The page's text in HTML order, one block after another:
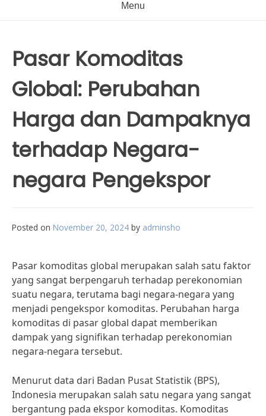
Menu
Pasar Komoditas
Global: Perubahan
Harga dan Dampaknya
terhadap Negara-
negara Pengekspor
Posted on November 20, 2024 by adminsho
Pasar komoditas global merupakan salah satu faktor
yang sangat berpengaruh terhadap perekonomian
suatu negara, terutama bagi negara-negara yang
menjadi pengekspor komoditas. Perubahan harga
komoditas di pasar global dapat memberikan
dampak yang signifikan terhadap perekonomian
negara-negara tersebut.
Menurut data dari Badan Pusat Statistik (BPS),
Indonesia merupakan salah satu negara yang sangat
bergantung pada ekspor komoditas. Komoditas